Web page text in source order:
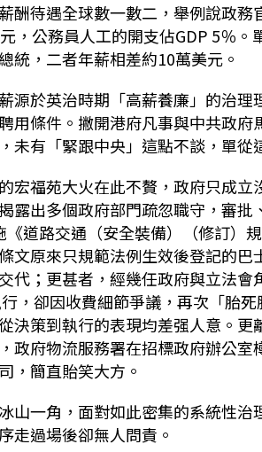
酬待遇全球數一數二，舉例說政
，公務員人工的開支佔GDP 5％
統，二者年薪相差約10萬美元。
源於英治時期「高薪養廉」的治
用條件。撇開港府凡事與中共政
未有「緊跟中央」這點不談，單
宏福苑大火在此不贅，政府只成
露出多個政府部門疏忽職守，審
《道路交通（安全裝備）（修訂）
文原來只規範法例生效後登記的
代；更甚者，經幾任政府與立法
，卻因收費細節爭議，再次「胎
決策到執行的表現均差强人意。
政府物流服務署在招標政府辦公
，簡直貽笑大方。
山一角，面對如此密集的系統性
走過場後卻無人問責。